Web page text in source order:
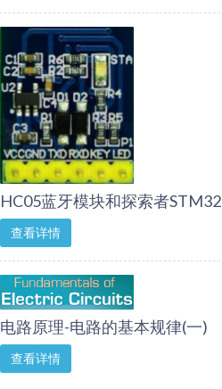
HC05蓝牙模块和探索者
查看详情
电路原理-电路的基本规律(一)
查看详情